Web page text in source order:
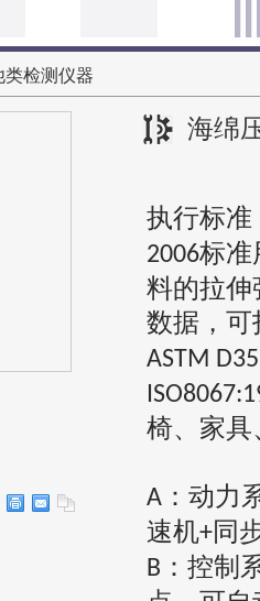
类检测仪器
海绵
执行标准
2006标准
料的拉伸
数据，可
ASTM
椅、家具
A ：动力
速机+同
B ：控制